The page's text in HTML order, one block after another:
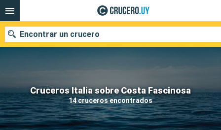
Cruceros Italia sobre Costa Fascinosa
14 cruceros encontrados
Encontrar un crucero
Nuestros destinos
Fecha de salida